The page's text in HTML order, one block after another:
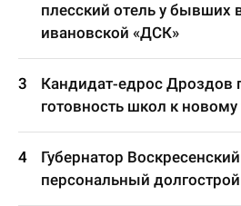
плесский отель у бывших
ивановской «ДСК»
Кандидат-едрос Дроздов
готовность школ к новому
Губернатор
персональный долгострой